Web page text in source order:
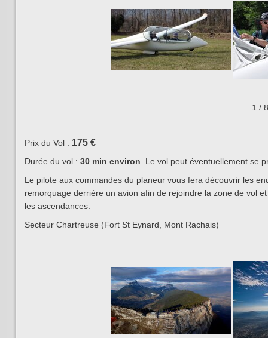
1 / 8
Prix du Vol : 175 €
Durée du vol : 30 min environ . Le vol peut éventuellement se
Le pilote aux commandes du planeur vous fera découvrir les
remorquage derrière un avion afin de rejoindre la zone de vol
les ascendances.
Secteur Chartreuse (Fort St Eynard, Mont Rachais)